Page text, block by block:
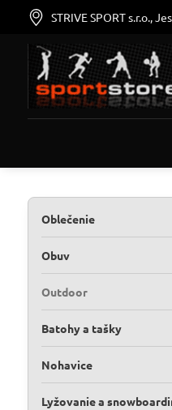
STRIVE SPORT s.r.o.,
Oblečenie
Obuv
Outdoor
Batohy a tašky
Nohavice
Lyžovanie a